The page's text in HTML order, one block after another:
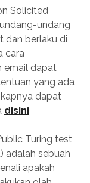
Solicited
undang
dan berlaku di
cara
email dapat
yang ada
dapat
disini
Turing test
adalah sebuah
apakah